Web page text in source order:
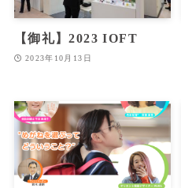
【御礼】2023 IOFT
2023年10月13日